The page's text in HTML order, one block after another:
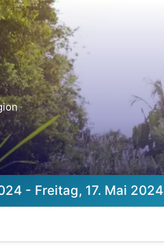
- Freitag, 17. Mai 2024